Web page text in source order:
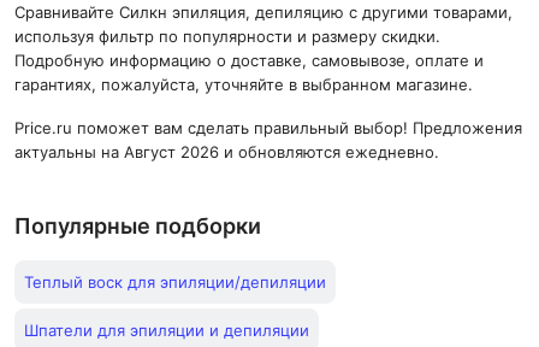
Сравнивайте Силкн эпиляция, депиляцию с другими товарами,
используя фильтр по популярности и размеру скидки.
Подробную информацию о доставке, самовывозе, оплате и
гарантиях, пожалуйста, уточняйте в выбранном магазине.
Price.ru поможет вам сделать правильный выбор! Предложения
актуальны на Август 2026 и обновляются ежедневно.
Популярные подборки
Теплый воск для эпиляции/депиляции
Шпатели для эпиляции и депиляции